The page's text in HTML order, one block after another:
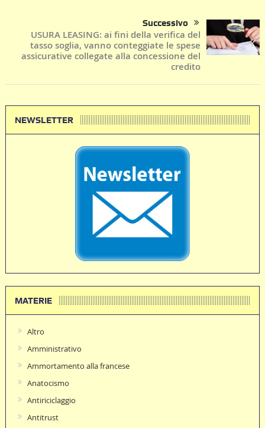
Successivo
USURA LEASING: ai fini della verifica del
tasso soglia, vanno conteggiate le spese
assicurative collegate alla concessione del
credito
NEWSLETTER
MATERIE
Altro
Amministrativo
Ammortamento alla francese
Anatocismo
Antiriciclaggio
Antitrust